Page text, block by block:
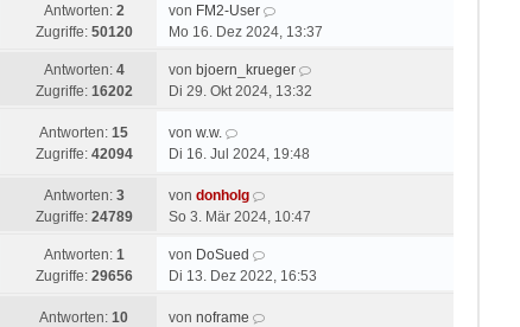
Antworten: 2
Zugriffe: 50120
von FM2-User
Mo 16. Dez 2024, 13:37
Antworten: 4
Zugriffe: 16202
von bjoern_krueger
Di 29. Okt 2024, 13:32
Antworten:15
Zugriffe: 42094
von w.w.
Di 16. Jul 2024, 19:48
Antworten: 3
Zugriffe: 24789
von donholg
So 3. Mär 2024, 10:47
Antworten: 1
Zugriffe: 29656
von DoSued
Di 13. Dez 2022, 16:53
Antworten:10
von noframe